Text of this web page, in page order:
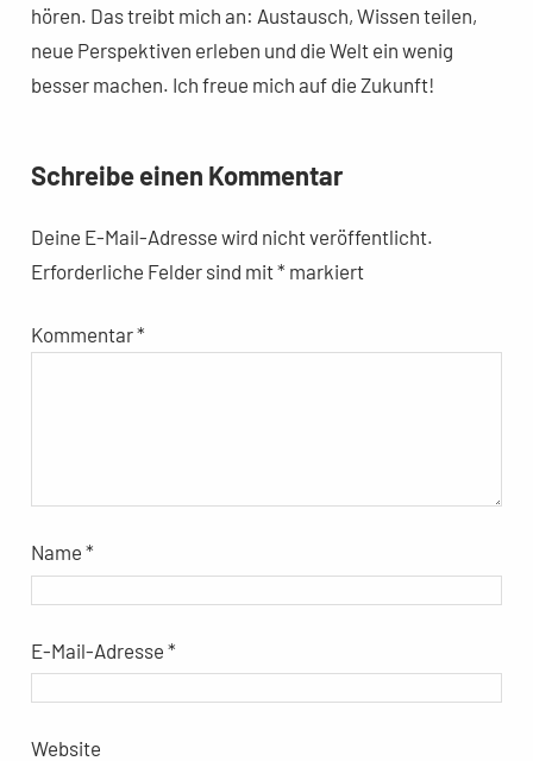
hören. Das treibt mich an: Austausch, Wissen teilen,
neue Perspektiven erleben und die Welt ein wenig
besser machen. Ich freue mich auf die Zukunft!
Schreibe einen Kommentar
Deine E-Mail-Adresse wird nicht veröffentlicht.
Erforderliche Felder sind mit* markiert
Kommentar*
Name *
E-Mail-Adresse *
Website